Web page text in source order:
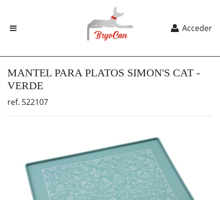
Acceder
MANTEL PARA PLATOS SIMON'S CAT -
VERDE
ref. 522107